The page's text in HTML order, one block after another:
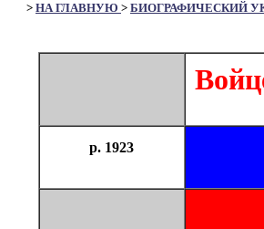
> НА ГЛАВНУЮ > БИОГРАФИЧЕСКИЙ
р. 1923